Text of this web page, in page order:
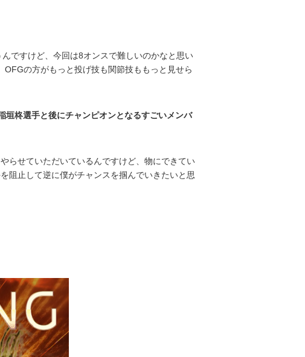
ですけど、今回は8オンスで難しいのかなと思い
の方がもっと投げ技も関節技ももっと見せら
柊選手と後にチャンピオンとなるすごいメンバ
らせていただいているんですけど、物にできてい
阻止して逆に僕がチャンスを掴んでいきたいと思